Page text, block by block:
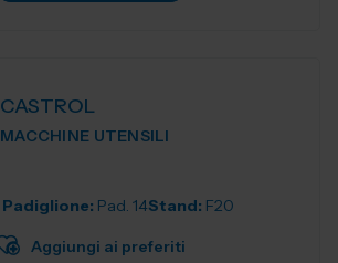
CASTROL
MACCHINE UTENSILI
Padiglione: Pad. 14Stand: F20
Aggiungi ai preferiti